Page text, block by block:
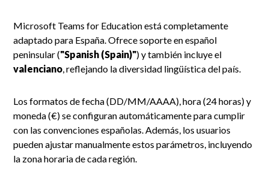
Microsoft Teams for Education está completamente
adaptado para España. Ofrece soporte en español
peninsular ("Spanish (Spain)") y también incluye el
valenciano, reflejando la diversidad lingüística del país.
Los formatos de fecha (DD/MM/AAAA), hora (24 horas) y
moneda (€) se configuran automáticamente para cumplir
con las convenciones españolas. Además, los usuarios
pueden ajustar manualmente estos parámetros, incluyendo
la zona horaria de cada región.